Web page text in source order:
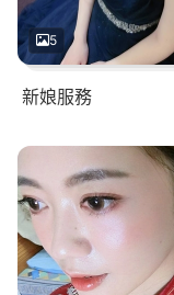
5
新娘服務